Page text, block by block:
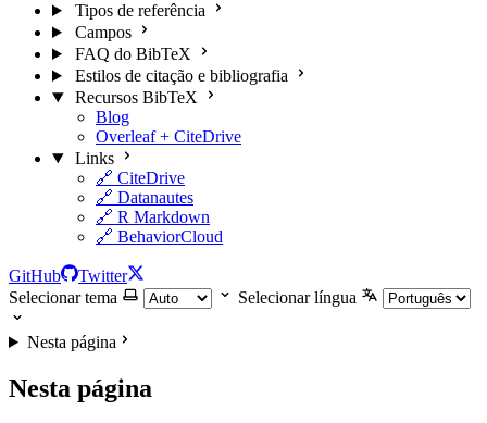
Tipos de referência
Campos
FAQ do BibTeX
Estilos de citação e bibliografia
Recursos BibTeX
Blog
Overleaf + CiteDrive
Links
🔗 CiteDrive
🔗 Datanautes
🔗 R Markdown
🔗 BehaviorCloud
GitHub
Twitter
Selecionar tema
Selecionar língua
Nesta página
Nesta página